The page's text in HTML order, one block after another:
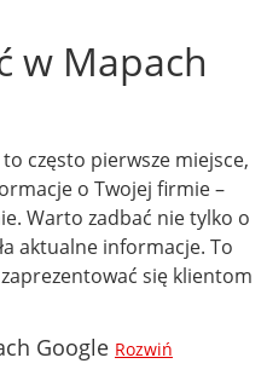
w Mapach
często pierwsze miejsce,
o Twojej firmie –
Warto zadbać nie tylko o
aktualne informacje. To
się klientom
Google Rozwiń